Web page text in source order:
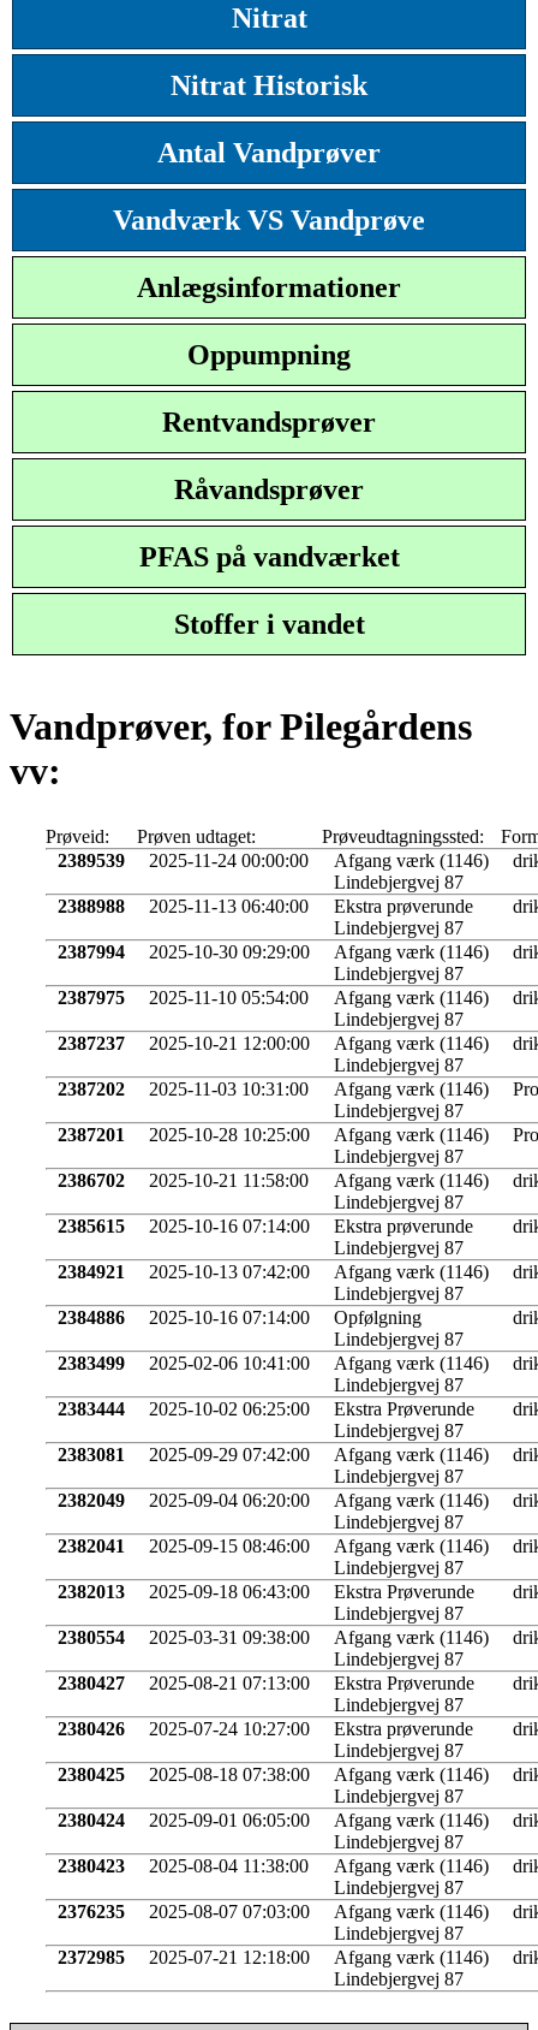
Nitrat
Nitrat Historisk
Antal Vandprøver
Vandværk VS Vandprøve
Anlægsinformationer
Oppumpning
Rentvandsprøver
Råvandsprøver
PFAS på vandværket
Stoffer i vandet
Vandprøver, for Pilegårdens
vv:
Prøveid: Prøven udtaget: Prøveudtagningssted:
2389539
2025-11-24 00:00:00
Afgang værk (1146)
Lindebjergvej 87
2388988 2025-11-13 06:40:00
Ekstra prøverunde
Lindebjergvej 87
2387994 2025-10-30 09:29:00
Afgang værk (1146)
Lindebjergvej 87
2387975 2025-11-10 05:54:00
Afgang værk (1146)
Lindebjergvej 87
2387237 2025-10-21 12:00:00
Afgang værk (1146)
Lindebjergvej 87
2387202 2025-11-03 10:31:00
Afgang værk (1146)
Lindebjergvej 87
2387201 2025-10-28 10:25:00
Afgang værk (1146)
Lindebjergvej 87
2386702 2025-10-21 11:58:00
Afgang værk (1146)
Lindebjergvej 87
2385615 2025-10-16 07:14:00
Ekstra prøverunde
Lindebjergvej 87
2384921 2025-10-13 07:42:00
Afgang værk (1146)
Lindebjergvej 87
2384886 2025-10-16 07:14:00
Opfølgning
Lindebjergvej 87
2383499 2025-02-06 10:41:00
Afgang værk (1146)
Lindebjergvej 87
2383444 2025-10-02 06:25:00
Ekstra Prøverunde
Lindebjergvej 87
2383081 2025-09-29 07:42:00
Afgang værk (1146)
Lindebjergvej 87
2382049 2025-09-04 06:20:00
Afgang værk (1146)
Lindebjergvej 87
2382041 2025-09-15 08:46:00
Afgang værk (1146)
Lindebjergvej 87
2382013 2025-09-18 06:43:00
Ekstra Prøverunde
Lindebjergvej 87
2380554 2025-03-31 09:38:00
Afgang værk (1146)
Lindebjergvej 87
2380427 2025-08-21 07:13:00
Ekstra Prøverunde
Lindebjergvej 87
2380426 2025-07-24 10:27:00
Ekstra prøverunde
Lindebjergvej 87
2380425 2025-08-18 07:38:00
Afgang værk (1146)
Lindebjergvej 87
2380424 2025-09-01 06:05:00
Afgang værk (1146)
Lindebjergvej 87
2380423 2025-08-04 11:38:00
Afgang værk (1146)
Lindebjergvej 87
2376235 2025-08-07 07:03:00
Afgang værk (1146)
Lindebjergvej 87
2372985 2025-07-21 12:18:00
Afgang værk (1146)
Lindebjergvej 87